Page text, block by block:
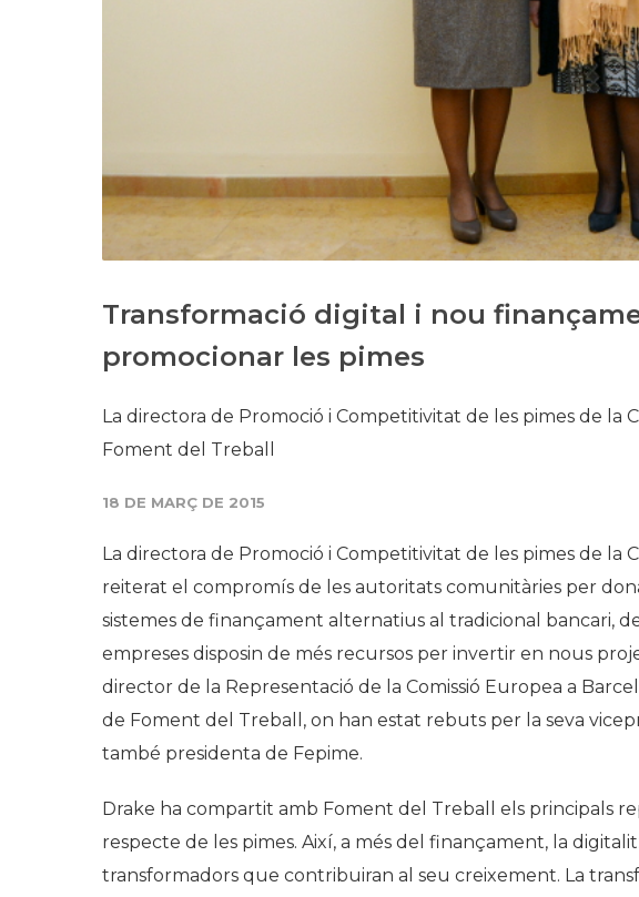
Transformació digital i nou
promocionar les pimes​
La directora de Promoció i Competitivitat de les pimes de la
Foment del Treball
18 DE MARÇ DE 2015
La directora de Promoció i Competitivitat de les pimes de la
reiterat el compromís de les autoritats comunitàries per
sistemes de finançament alternatius al tradicional bancari,
empreses disposin de més recursos per invertir en nous
director de la Representació de la Comissió Europea a
de Foment del Treball, on han estat rebuts per la seva
també presidenta de Fepime.
Drake ha compartit amb Foment del Treball els principals
respecte de les pimes. Així, a més del finançament, la
transformadors que contribuiran al seu creixement. La